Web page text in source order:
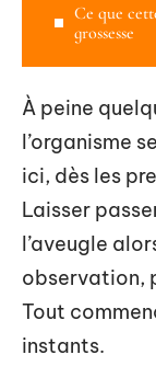
Ce que
grossesse
À peine
l’organisme
ici, dès les
Laisser
l’aveugle
observation,
Tout
instants.